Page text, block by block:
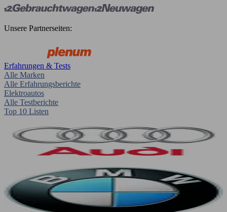
Unsere Partnerseiten:
Erfahrungen & Tests
Alle Marken
Alle Erfahrungsberichte
Elektroautos
Alle Testberichte
Top 10 Listen